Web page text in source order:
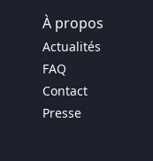
À propos
Actualités
FAQ
Contact
Presse